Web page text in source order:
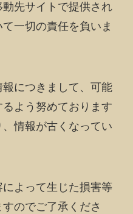
先サイトで提供され
一切の責任を負いま
につきまして、可能
よう努めております
情報が古くなってい
よって生じた損害等
のでご了承くださ